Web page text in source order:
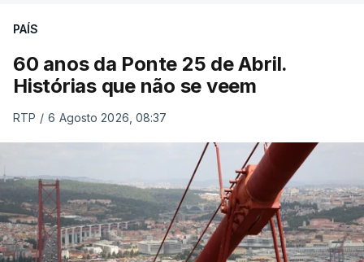
PAÍS
60 anos da Ponte 25 de Abril.
Histórias que não se veem
RTP / 6 Agosto 2026, 08:37